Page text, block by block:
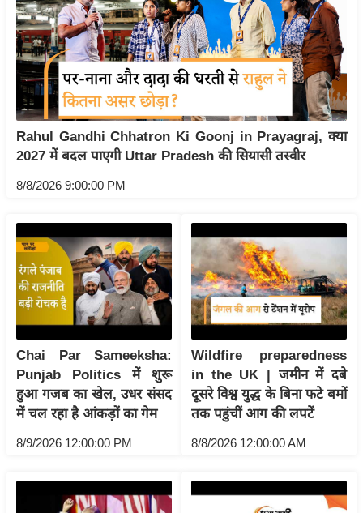
ने
स
उ
द्यो
ग
ज
ग
त
वि
ज्ञ
रा
य
ज
ट
खे
ल
के
Rahul Gandhi Chhatron Ki Goonj in Prayagraj, क्या
2027 में बदल पाएगी Uttar Pradesh की सियासी तस्वीर
8/8/2026 9:00:00 PM
Chai Par Sameeksha:
Punjab Politics में शुरू
हुआ गजब का खेल, उधर संसद
में चल रहा है आंकड़ों का गेम
8/9/2026 12:00:00 PM
Wildfire preparedness
in the UK | जमीन में दबे
दूसरे विश्व युद्ध के बिना फटे बमों
तक पहुंचीं आग की लपटें
8/8/2026 12:00:00 AM